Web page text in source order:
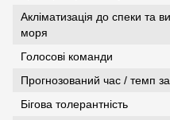
Акліматизація до спеки та
моря
Голосові команди
Прогнозований час / темп
Бігова толерантність